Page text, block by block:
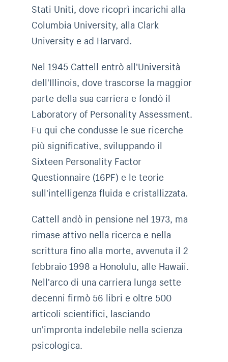
Stati Uniti, dove ricoprì incarichi alla
Columbia University, alla Clark
University e ad Harvard.
Nel 1945 Cattell entrò all'Università
dell'Illinois, dove trascorse la maggior
parte della sua carriera e fondò il
Laboratory of Personality Assessment.
Fu qui che condusse le sue ricerche
più significative, sviluppando il
Sixteen Personality Factor
Questionnaire (16PF) e le teorie
sull'intelligenza fluida e cristallizzata.
Cattell andò in pensione nel 1973, ma
rimase attivo nella ricerca e nella
scrittura fino alla morte, avvenuta il 2
febbraio 1998 a Honolulu, alle Hawaii.
Nell'arco di una carriera lunga sette
decenni firmò 56 libri e oltre 500
articoli scientifici, lasciando
un'impronta indelebile nella scienza
psicologica.